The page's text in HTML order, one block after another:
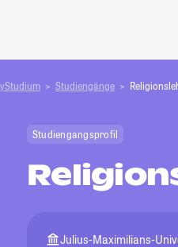
Studiengänge
Studiengangsprofil
Julius-Maximilians-